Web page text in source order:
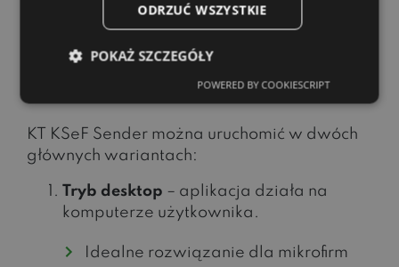
5. Tryb desktop albo
serwer – dopasuj do skali
KT KSeF Sender można uruchomić w dwóch
głównych wariantach:
Tryb desktop – aplikacja działa na
komputerze użytkownika.
Idealne rozwiązanie dla mikrofirm
ODRZUĆ WSZYSTKIE
POKAŻ SZCZEGÓŁY
POWERED BY COOKIESCRIPT